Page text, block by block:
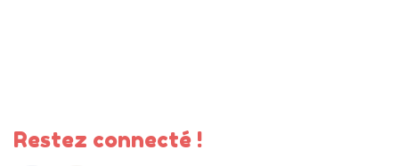
Restez connecté !